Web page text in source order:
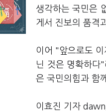
생각하는 국민은
게서 진보의 품격
이어 "앞으로도
닌 것은 명확하다
은 국민의힘과 함
이효진 기자